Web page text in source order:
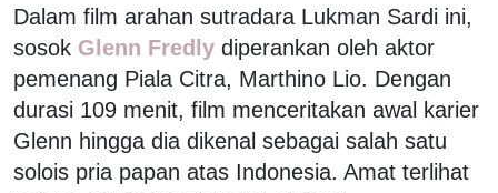
Dalam film arahan sutradara Lukman Sardi ini,
sosok Glenn Fredly diperankan oleh aktor
pemenang Piala Citra, Marthino Lio. Dengan
durasi 109 menit, film menceritakan awal karier
Glenn hingga dia dikenal sebagai salah satu
solois pria papan atas Indonesia. Amat terlihat